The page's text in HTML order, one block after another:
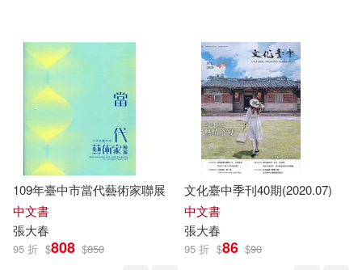
109年臺中市當代藝術家聯展
中文書
張大春
95 折 $808 $850
文化臺中季刊40期(2020.07)
中文書
張大春
95 折 $86 $90